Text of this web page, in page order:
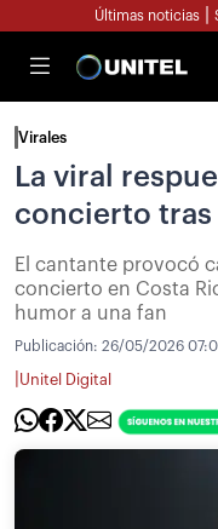
Últimas noticias
Virales
La viral
concierto tras
El cantante provocó
concierto en Costa
humor a una fan
Publicación: 26/05/2026
Unitel Digital